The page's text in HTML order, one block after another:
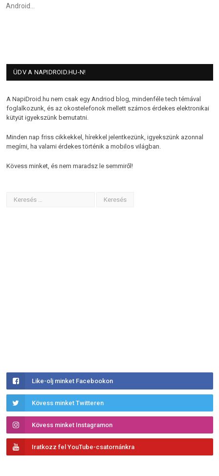
Android…
ÜDV A NAPIDROID.HU-N!
A NapiDroid.hu nem csak egy Andriod blog, mindenféle tech témával
foglalkozunk, és az okostelefonok mellett számos érdekes elektronikai
kütyüt igyekszünk bemutatni.
Minden nap friss cikkekkel, hírekkel jelentkezünk, igyekszünk azonnal
megírni, ha valami érdekes történik a mobilos világban.
Kövess minket, és nem maradsz le semmiről!
Like-olj minket Facebookon
Kövess minket Twitteren
Kövess minket Instagramon
Iratkozz fel YouTube-csatornánkra